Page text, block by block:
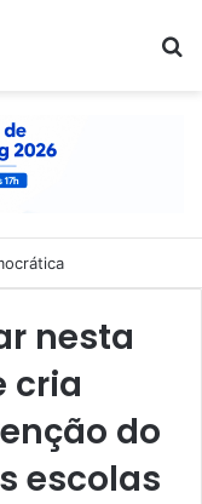
nesta
cria
do
escolas